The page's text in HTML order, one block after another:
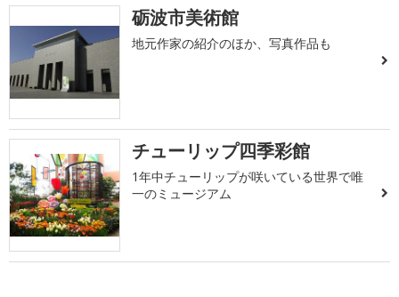
砺波市美術館
地元作家の紹介のほか、写真作品も
チューリップ四季彩館
1年中チューリップが咲いている世界で唯
一のミュージアム